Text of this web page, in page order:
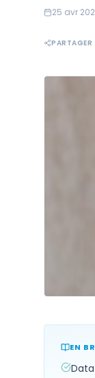
25 avr
PARTAGER
EN